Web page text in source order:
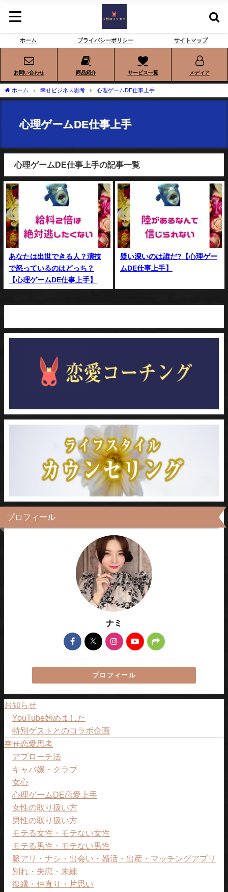
ホーム プライバシーポリシー サイトマップ
お問い合わせ 商品紹介 サービス一覧 メディア
ホーム 幸せビジネス思考 心理ゲームDE仕事上手
心理ゲームDE仕事上手
心理ゲームDE仕事上手の記事一覧
あなたは出世できる人？演技
で怒っているのはどっち？
【心理ゲームDE仕事上手】
疑い深いのは誰だ?【心理ゲー
ムDE仕事上手】
プロフィール
ナミ
プロフィール
お知らせ
YouTube始めました
特別ゲストとのコラボ企画
幸せ恋愛思考
アプローチ法
キャバ嬢・クラブ
女心
心理ゲームDE恋愛上手
女性の取り扱い方
男性の取り扱い方
モテる女性・モテない女性
モテる男性・モテない男性
脈アリ・ナシ・出会い・婚活・出産・マッチングアプリ
別れ・失恋・未練
復縁・仲直り・片思い